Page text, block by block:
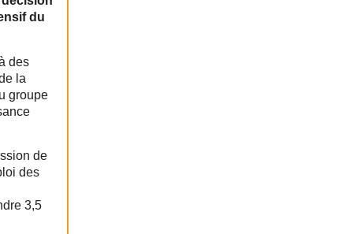
du
des
la
groupe
de
des
3,5